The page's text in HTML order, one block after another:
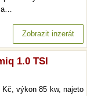
Zobrazit inzerát
1.0 TSI
Kč, výkon 85 kw, najeto